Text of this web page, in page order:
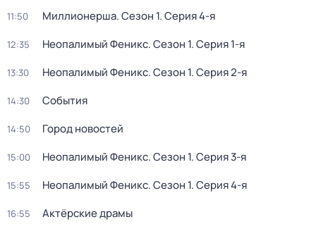
11:50 Миллионерша. Сезон 1. Серия 4-я
12:35 Неопалимый Феникс. Сезон 1. Серия 1-я
13:30 Неопалимый Феникс. Сезон 1. Серия 2-я
14:30 События
14:50 Город новостей
15:00 Неопалимый Феникс. Сезон 1. Серия 3-я
15:55 Неопалимый Феникс. Сезон 1. Серия 4-я
16:55 Актёрские драмы